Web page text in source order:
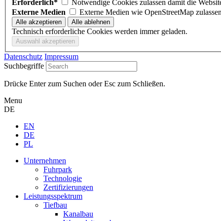
Erforderlich*
Notwendige Cookies zulassen damit
Externe Medien
Externe Medien wie OpenStreetMap zulassen
Technisch erforderliche Cookies werden immer geladen.
Datenschutz Impressum
Suchbegriffe
Drücke Enter zum Suchen oder Esc zum Schließen.
Menu
DE
EN
DE
PL
Unternehmen
Fuhrpark
Technologie
Zertifizierungen
Leistungsspektrum
Tiefbau
Kanalbau